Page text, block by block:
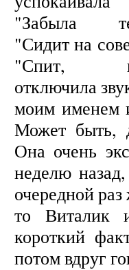
"Забыла
"Сидит на
"Спит,
отключила
моим именем
Может быть,
Она очень
неделю
очередной
то Виталик
короткий
потом вдруг